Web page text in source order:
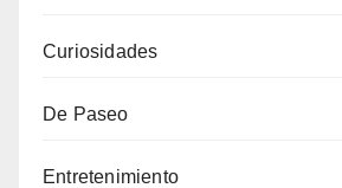
Curiosidades
De Paseo
Entretenimiento